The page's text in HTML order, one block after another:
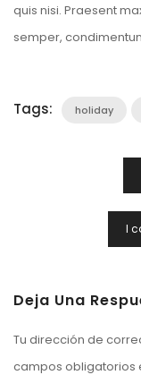
quis nisi. Praesent
semper,
Tags: holiday
I
Deja Una
Tu dirección de
campos obligatorios